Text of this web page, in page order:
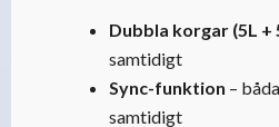
Dubbla korgar (5L +
samtidigt
Sync-funktion –
samtidigt